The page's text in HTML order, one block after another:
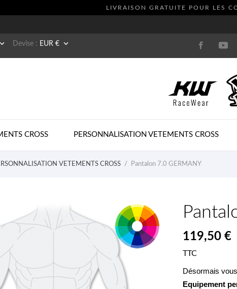
LIVRAISON GRATUITE POUR LES
 Devise : EUR € 
CROSS PERSONNALISATION VETEMENTS CROSS
VETEMENTS CROSS Pantalon 7.0 GERMANY
119,50 €
TTC
Equipement